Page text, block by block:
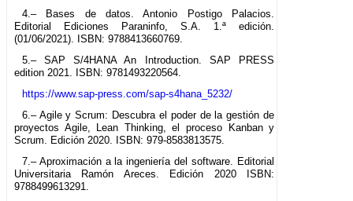
4.– Bases de datos. Antonio Postigo Palacios.
Editorial Ediciones Paraninfo, S.A. 1.ª edición.
(01/06/2021). ISBN: 9788413660769.
5.– SAP S/4HANA An Introduction. SAP PRESS
edition 2021. ISBN: 9781493220564.
https://www.sap-press.com/sap-s4hana_5232/
6.– Agile y Scrum: Descubra el poder de la gestión de
proyectos Agile, Lean Thinking, el proceso Kanban y
Scrum. Edición 2020. ISBN: 979-8583813575.
7.– Aproximación a la ingeniería del software. Editorial
Universitaria Ramón Areces. Edición 2020 ISBN:
9788499613291.